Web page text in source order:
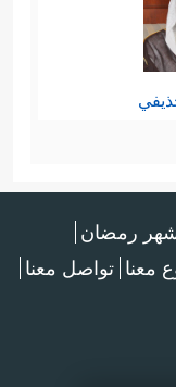
رمضان
معنا تواصل معنا